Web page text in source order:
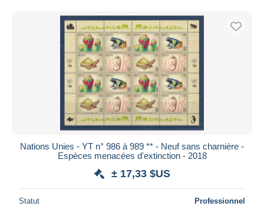
Nations Unies - YT n° 986 à 989 ** - Neuf sans charnière -
Espèces menacées d'extinction - 2018
± 17,33 $US
Statut Professionnel